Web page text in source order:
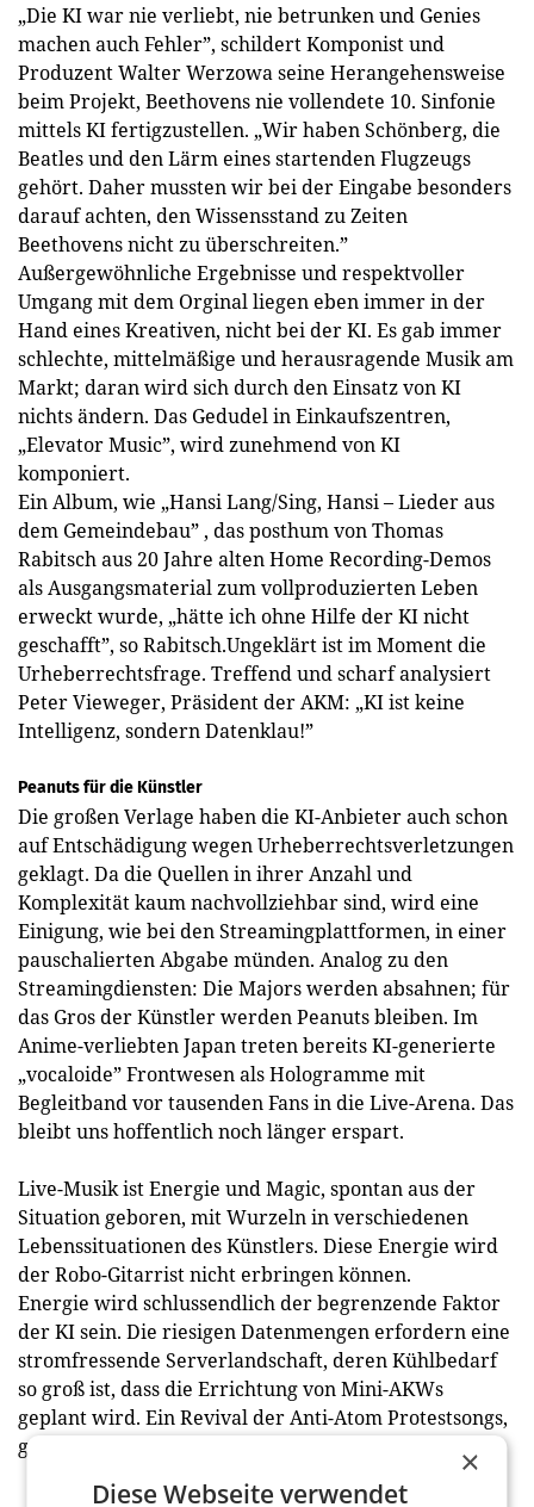
„Die KI war nie verliebt, nie betrunken und Genies
machen auch Fehler”, schildert Komponist und
Produzent Walter Werzowa seine Herangehensweise
beim Projekt, Beethovens nie vollendete 10. Sinfonie
mittels KI fertigzustellen. „Wir haben Schönberg, die
Beatles und den Lärm eines startenden Flugzeugs
gehört. Daher mussten wir bei der Eingabe besonders
darauf achten, den Wissensstand zu Zeiten
Beethovens nicht zu überschreiten.”
Außergewöhnliche Ergebnisse und respektvoller
Umgang mit dem Orginal liegen eben immer in der
Hand eines Kreativen, nicht bei der KI. Es gab immer
schlechte, mittelmäßige und herausragende Musik am
Markt; daran wird sich durch den Einsatz von KI
nichts ändern. Das Gedudel in Einkaufszentren,
„Elevator Music”, wird zunehmend von KI
komponiert.
Ein Album, wie „Hansi Lang/Sing, Hansi – Lieder aus
dem Gemeindebau” , das posthum von Thomas
Rabitsch aus 20 Jahre alten Home Recording-Demos
als Ausgangsmaterial zum vollproduzierten Leben
erweckt wurde, „hätte ich ohne Hilfe der KI nicht
geschafft”, so Rabitsch.Ungeklärt ist im Moment die
Urheberrechtsfrage. Treffend und scharf analysiert
Peter Vieweger, Präsident der AKM: „KI ist keine
Intelligenz, sondern Datenklau!”
Peanuts für die Künstler
Die großen Verlage haben die KI-Anbieter auch schon
auf Entschädigung wegen Urheberrechtsverletzungen
geklagt. Da die Quellen in ihrer Anzahl und
Komplexität kaum nachvollziehbar sind, wird eine
Einigung, wie bei den Streamingplattformen, in einer
pauschalierten Abgabe münden. Analog zu den
Streamingdiensten: Die Majors werden absahnen; für
das Gros der Künstler werden Peanuts bleiben. Im
Anime-verliebten Japan treten bereits KI-generierte
„vocaloide” Frontwesen als Hologramme mit
Begleitband vor tausenden Fans in die Live-Arena. Das
bleibt uns hoffentlich noch länger erspart.
Live-Musik ist Energie und Magic, spontan aus der
Situation geboren, mit Wurzeln in verschiedenen
Lebenssituationen des Künstlers. Diese Energie wird
der Robo-Gitarrist nicht erbringen können.
Energie wird schlussendlich der begrenzende Faktor
der KI sein. Die riesigen Datenmengen erfordern eine
stromfressende Serverlandschaft, deren Kühlbedarf
so groß ist, dass die Errichtung von Mini-AKWs
geplant wird. Ein Revival der Anti-Atom Protestsongs,
generiert mittels KI, ist nicht ausgeschlossen.
×
Diese Webseite verwendet